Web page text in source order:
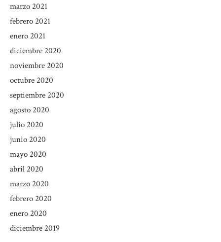
marzo 2021
febrero 2021
enero 2021
diciembre 2020
noviembre 2020
octubre 2020
septiembre 2020
agosto 2020
julio 2020
junio 2020
mayo 2020
abril 2020
marzo 2020
febrero 2020
enero 2020
diciembre 2019